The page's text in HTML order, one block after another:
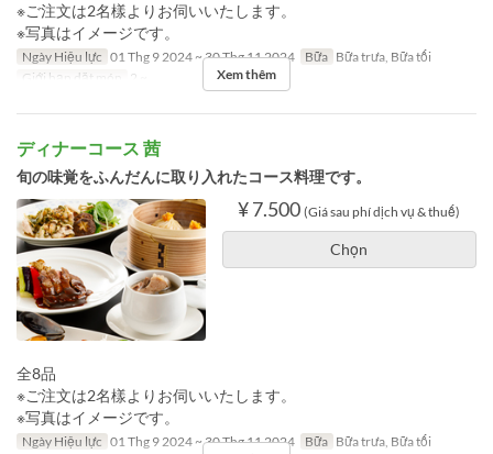
※ご注文は2名樣よりお伺いいたします。
※写真はイメージです。
Ngày Hiệu lực 01 Thg 9 2024 ~ 30 Thg 11 2024 Bữa Bữa trưa, Bữa tối
Giới hạn dặt món
2 ~ Xem thêm
ディナーコース 茜
旬の味覚をふんだんに取り入れたコース料理です。
¥ 7.500 (Giá sau phí dịch vụ & thuế)
Chọn
全8品
※ご注文は2名樣よりお伺いいたします。
※写真はイメージです。
Ngày Hiệu lực 01 Thg 9 2024 ~ 30 Thg 11 2024 Bữa Bữa trưa, Bữa tối